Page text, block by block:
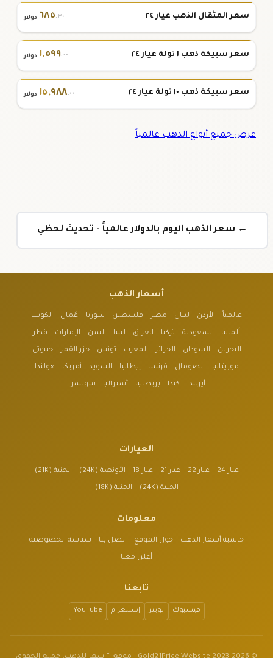
سعر المثقال الذهب عيار ٢٤ ٦٨٥.٣٠ دولار
سعر سبيكة ذهب ١ تولة عيار ٢٤ ١,٥٩٩.٠٠ دولار
سعر سبيكة ذهب ١٠ تولة عيار ٢٤ ١٥,٩٨٨.٠٠ دولار
عرض جميع أنواع الذهب عالمياً
← سعر الذهب اليوم بالدولار عالمياً - تحديث لحظي
أسعار الذهب
عالمياً الأردن لبنان مصر فلسطين سوريا عُمان الكويت
ألمانيا السعودية تركيا العراق ليبيا اليمن الإمارات قطر
البحرين السودان الجزائر المغرب تونس جزر القمر جيبوتي
موريتانيا الصومال فرنسا إيطاليا السويد أمريكا هولندا
أيرلندا كندا بريطانيا أستراليا سويسرا
العيارات
عيار 24 عيار 22 عيار 21 عيار 18 الأونصة (24K) الجنية (21K)
الجنية (24K) الجنية (18K)
معلومات
حاسبة أسعار الذهب حول الموقع اتصل بنا سياسة الخصوصية
أعلن معنا
تابعنا
فيسبوك تويتر إنستغرام YouTube